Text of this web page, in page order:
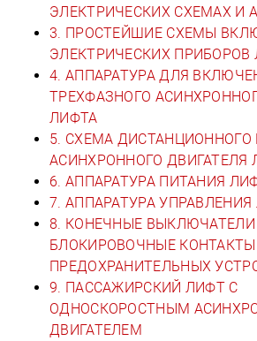
ЭЛЕКТРИЧЕСКИХ СХЕМАХ И
3. ПРОСТЕЙШИЕ СХЕМЫ
ЭЛЕКТРИЧЕСКИХ ПРИБОРОВ
4. АППАРАТУРА ДЛЯ
ТРЕХФАЗНОГО
ЛИФТА
5. СХЕМА
АСИНХРОННОГО ДВИГАТЕЛЯ
6. АППАРАТУРА ПИТАНИЯ
7. АППАРАТУРА
8. КОНЕЧНЫЕ ВЫКЛЮЧАТЕЛИ
БЛОКИРОВОЧНЫЕ КОНТАКТЫ
ПРЕДОХРАНИТЕЛЬНЫХ
9. ПАССАЖИРСКИЙ ЛИФТ С
ОДНОСКОРОСТНЫМ
ДВИГАТЕЛЕМ